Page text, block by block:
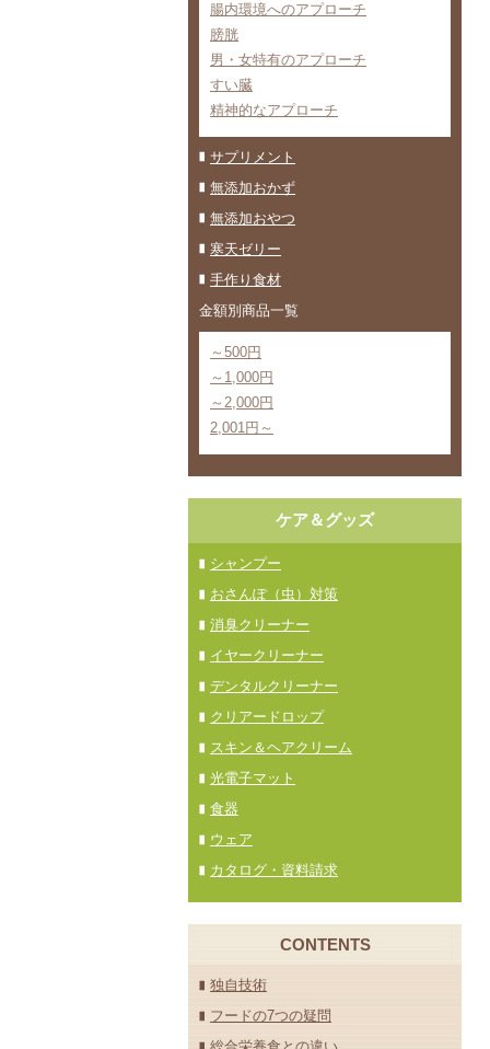
腸内環境へのアプローチ
膀胱
男・女特有のアプローチ
すい臓
精神的なアプローチ
サプリメント
無添加おかず
無添加おやつ
寒天ゼリー
手作り食材
金額別商品一覧
～500円
～1,000円
～2,000円
2,001円～
ケア＆グッズ
シャンプー
おさんぽ（虫）対策
消臭クリーナー
イヤークリーナー
デンタルクリーナー
クリアードロップ
スキン＆ヘアクリーム
光電子マット
食器
ウェア
カタログ・資料請求
CONTENTS
独自技術
フードの7つの疑問